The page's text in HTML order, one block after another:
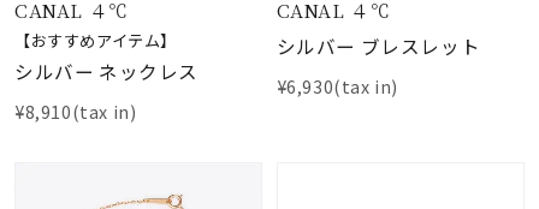
CANAL ４℃
【おすすめアイテム】
シルバー ネックレス
¥8,910(tax in)
CANAL ４℃
シルバー ブレスレット
¥6,930(tax in)